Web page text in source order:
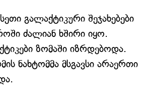
გალაქტიკური შეჯახებები
ძალიან ხშირი იყო.
ზომაში იზრდებოდა.
ნახტომმა მსგავსი არაერთი